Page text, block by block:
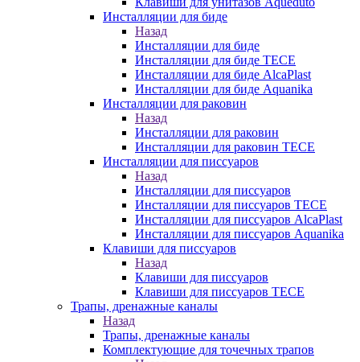
Инсталляции для биде
Назад
Инсталляции для биде
Инсталляции для биде TECE
Инсталляции для биде AlcaPlast
Инсталляции для биде Aquanika
Инсталляции для раковин
Назад
Инсталляции для раковин
Инсталляции для раковин TECE
Инсталляции для писсуаров
Назад
Инсталляции для писсуаров
Инсталляции для писсуаров TECE
Инсталляции для писсуаров AlcaPlast
Инсталляции для писсуаров Aquanika
Клавиши для писсуаров
Назад
Клавиши для писсуаров
Клавиши для писсуаров TECE
Трапы, дренажные каналы
Назад
Трапы, дренажные каналы
Комплектующие для точечных трапов